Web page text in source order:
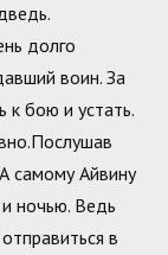
долго
воин. За
к бою и устать.
самому Айвину
ночью. Ведь
в